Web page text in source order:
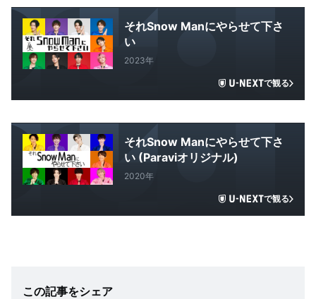
それSnow Manにやらせて下さ
い
2023年
で観る
それSnow Manにやらせて下さ
い (Paraviオリジナル)
2020年
で観る
この記事をシェア